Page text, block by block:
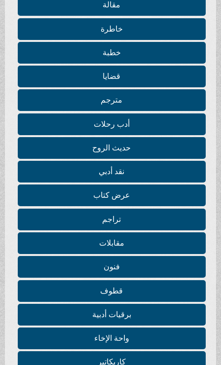
مقالة
خاطرة
خطبة
قضايا
مترجم
أدب رحلات
حديث الروح
نقد أدبي
عرض كتاب
تراجم
مقابلات
فنون
قطوف
برقيات أدبية
واحة الإخاء
كاريكاتير